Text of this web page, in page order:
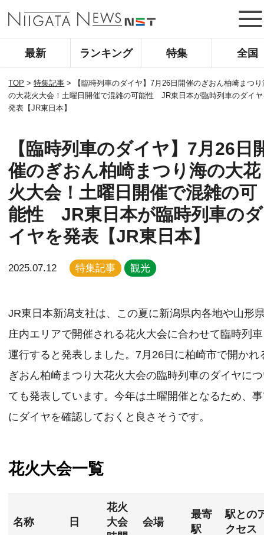
最新 ランキング 特集 全国
TOP >特集記事 >
【臨時列車のダイヤ】7月26日開催のぎおん柏崎まつ
の大花火大会！土曜日開催で混雑の可能性 JR東日本が臨時列車のダイ
発表【JR東日本】
【臨時列車のダイヤ】7月26日
催のぎおん柏崎まつり海の大花
火大会！土曜日開催で混雑の可
能性 JR東日本が臨時列車のダ
イヤを発表【JR東日本】
2025.07.12 特集記事 観光
JR東日本新潟支社は、この夏に新潟県内各地や山形
庄内エリアで開催される花火大会に合わせて臨時列
運行すると発表しました。7月26日に柏崎市で開かれ
ぎおん柏崎まつり大花火大会の臨時列車のダイヤに
ても発表しています。今年は土曜開催となるため、
にダイヤを確認しておくと良さそうです。
花火大会一覧
名称 日
花火
大会
会場
最寄
駅
駅との
クセス